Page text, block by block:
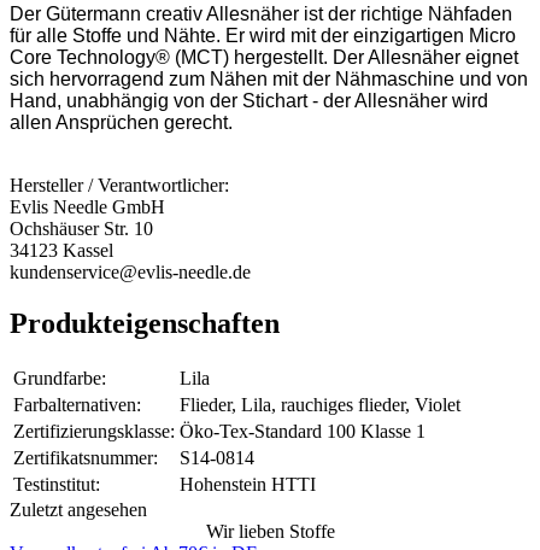
Der Gütermann creativ Allesnäher ist der richtige Nähfaden
für alle Stoffe und Nähte. Er wird mit der einzigartigen Micro
Core Technology® (MCT) hergestellt. Der Allesnäher eignet
sich hervorragend zum Nähen mit der Nähmaschine und von
Hand, unabhängig von der Stichart - der Allesnäher wird
allen Ansprüchen gerecht.
Hersteller / Verantwortlicher:
Evlis Needle GmbH
Ochshäuser Str. 10
34123 Kassel
kundenservice@evlis-needle.de
Produkteigenschaften
Grundfarbe:
Lila
Farbalternativen:
Flieder, Lila, rauchiges flieder, Violet
Zertifizierungsklasse: Öko-Tex-Standard 100 Klasse 1
Zertifikatsnummer:
S14-0814
Testinstitut:
Hohenstein HTTI
Zuletzt angesehen
Wir lieben Stoffe